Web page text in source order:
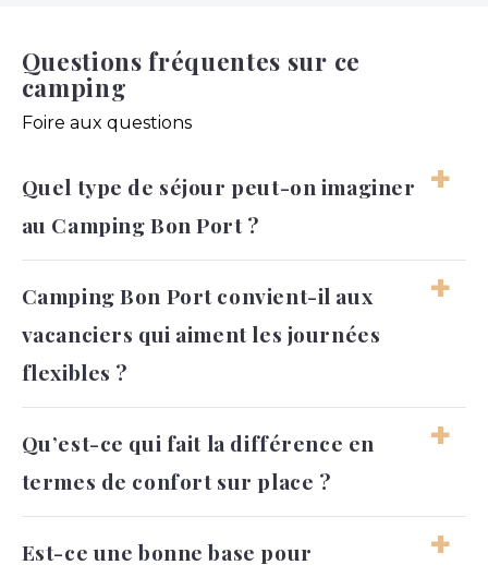
Questions fréquentes sur ce
camping
Foire aux questions
Quel type de séjour peut-on imaginer
au Camping Bon Port ?
On peut imaginer un séjour confortable,
simple à organiser et ouvert sur les
découvertes locales. L’ambiance permet de
Camping Bon Port convient-il aux
vacanciers qui aiment les journées
flexibles ?
Oui, le séjour peut se construire entre
moments tranquilles et envies de bouger.
Chacun garde la liberté d’adapter son
Qu’est-ce qui fait la différence en
termes de confort sur place ?
Le confort tient surtout au cadre, à
Est-ce une bonne base pour